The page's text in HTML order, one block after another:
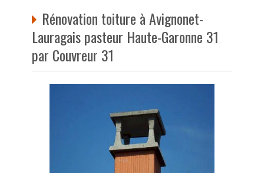
Rénovation toiture à Avignonet-
Lauragais pasteur Haute-Garonne 31
par Couvreur 31